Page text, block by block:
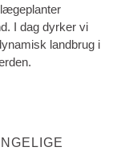
I dag dyrker vi
landbrug i